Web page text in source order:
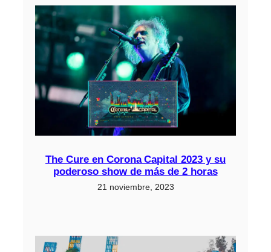
The Cure en Corona Capital 2023 y su
poderoso show de más de 2 horas
21 noviembre, 2023